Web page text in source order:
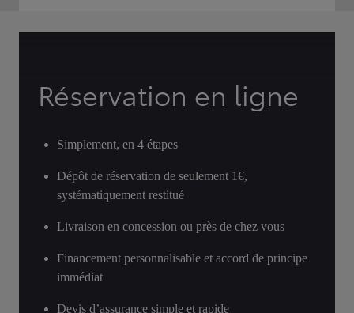
Réservation en ligne
Simplement, en 4 étapes
Dépôt de réservation de seulement 1€,
systématiquement restitué
Livraison en concession ou près de chez vous
Financement personnalisable et accord de principe
immédiat
Devis d’assurance simple et rapide